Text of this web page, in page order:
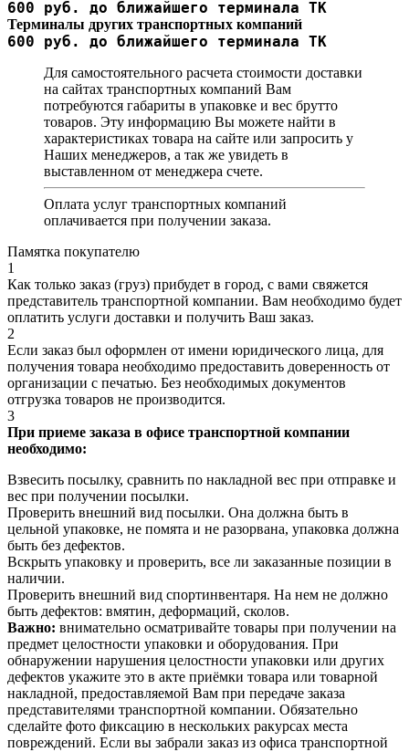
600 руб. до ближайшего терминала ТК
Терминалы других транспортных компаний
600 руб. до ближайшего терминала ТК
Для самостоятельного расчета стоимости доставки
на сайтах транспортных компаний Вам
потребуются габариты в упаковке и вес брутто
товаров. Эту информацию Вы можете найти в
характеристиках товара на сайте или запросить у
Наших менеджеров, а так же увидеть в
выставленном от менеджера счете.
Оплата услуг транспортных компаний
оплачивается при получении заказа.
Памятка покупателю
1
Как только заказ (груз) прибудет в город, с вами свяжется
представитель транспортной компании. Вам необходимо будет
оплатить услуги доставки и получить Ваш заказ.
2
Если заказ был оформлен от имени юридического лица, для
получения товара необходимо предоставить доверенность от
организации с печатью. Без необходимых документов
отгрузка товаров не производится.
3
При приеме заказа в офисе транспортной компании
необходимо:
Взвесить посылку, сравнить по накладной вес при отправке и
вес при получении посылки.
Проверить внешний вид посылки. Она должна быть в
цельной упаковке, не помята и не разорвана, упаковка должна
быть без дефектов.
Вскрыть упаковку и проверить, все ли заказанные позиции в
наличии.
Проверить внешний вид спортинвентаря. На нем не должно
быть дефектов: вмятин, деформаций, сколов.
Важно: внимательно осматривайте товары при получении на
предмет целостности упаковки и оборудования. При
обнаружении нарушения целостности упаковки или других
дефектов укажите это в акте приёмки товара или товарной
накладной, предоставляемой Вам при передаче заказа
представителями транспортной компании. Обязательно
сделайте фото фиксацию в нескольких ракурсах места
повреждений. Если вы забрали заказ из офиса транспортной